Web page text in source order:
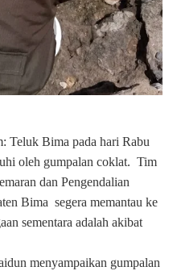
Bima pada hari Rabu
oleh gumpalan coklat. Tim
dan Pengendalian
Bima segera memantau ke
sementara adalah akibat
menyampaikan gumpalan